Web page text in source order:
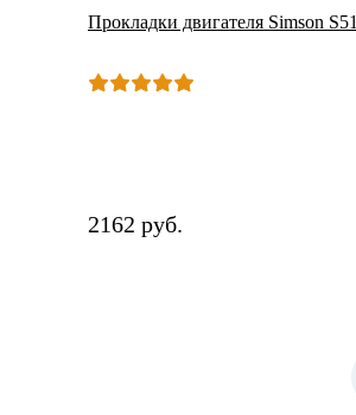
Прокладки двигателя Simson S51
2162 руб.